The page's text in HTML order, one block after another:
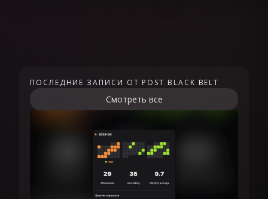
ПОСЛЕДНИЕ ЗАПИСИ ОТ POST BLACK BELT
Смотреть все